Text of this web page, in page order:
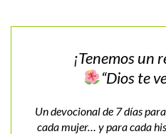
¡Tenemos un
“Dios te
Un devocional de 7 días
cada mujer… y para cada